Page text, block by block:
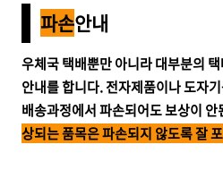
파손안내
우체국 택배뿐만 아니라 대부분의
안내를 합니다. 전자제품이나 도자
배송과정에서 파손되어도 보상이
상되는 품목은 파손되지 않도록 잘